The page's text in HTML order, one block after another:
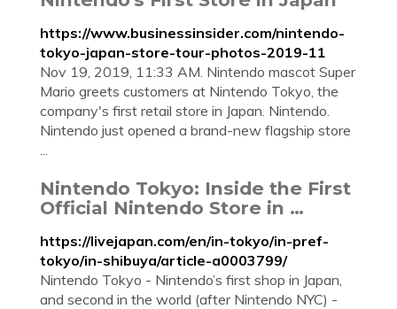
https://www.businessinsider.com/nintendo-
tokyo-japan-store-tour-photos-2019-11
Nov 19, 2019, 11:33 AM. Nintendo mascot Super
Mario greets customers at Nintendo Tokyo, the
company's first retail store in Japan. Nintendo.
Nintendo just opened a brand-new flagship store
...
Nintendo Tokyo: Inside the First
Official Nintendo Store in …
https://livejapan.com/en/in-tokyo/in-pref-
tokyo/in-shibuya/article-a0003799/
Nintendo Tokyo - Nintendo’s first shop in Japan,
and second in the world (after Nintendo NYC) -